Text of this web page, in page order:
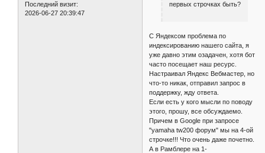
Последний визит:
2026-06-27 20:39:47
первых строчках быть?
С Яндексом проблема по
индексированию нашего сайта, я
уже давно этим озадачен, хотя бот
часто посещает наш ресурс.
Настраивал Яндекс Вебмастер, но
что-то никак, отправил запрос в
поддержку, жду ответа.
Если есть у кого мысли по поводу
этого, прошу, все обсуждаемо.
Причем в Google при запросе
"yamaha tw200 форум" мы на 4-ой
строчке!!! Что очень даже почетно.
А в Рамблере на 1-